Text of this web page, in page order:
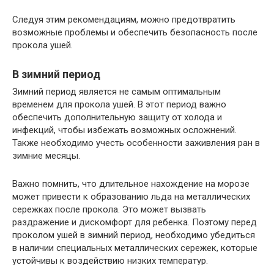
Следуя этим рекомендациям, можно предотвратить
возможные проблемы и обеспечить безопасность после
прокола ушей.
В зимний период
Зимний период является не самым оптимальным
временем для прокола ушей. В этот период важно
обеспечить дополнительную защиту от холода и
инфекций, чтобы избежать возможных осложнений.
Также необходимо учесть особенности заживления ран в
зимние месяцы.
Важно помнить, что длительное нахождение на морозе
может привести к образованию льда на металлических
сережках после прокола. Это может вызвать
раздражение и дискомфорт для ребенка. Поэтому перед
проколом ушей в зимний период, необходимо убедиться
в наличии специальных металлических сережек, которые
устойчивы к воздействию низких температур.